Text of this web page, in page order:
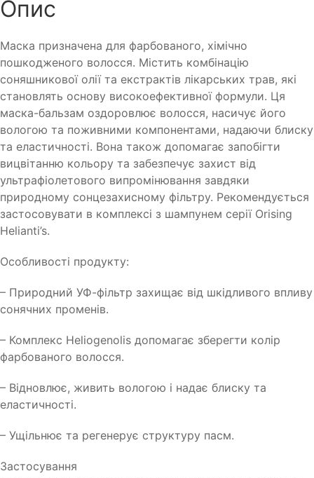
Опис
Маска призначена для фарбованого, хімічно
пошкодженого волосся. Містить комбінацію
соняшникової олії та екстрактів лікарських трав, які
становлять основу високоефективної формули. Ця
маска-бальзам оздоровлює волосся, насичує його
вологою та поживними компонентами, надаючи блиску
та еластичності. Вона також допомагає запобігти
вицвітанню кольору та забезпечує захист від
ультрафіолетового випромінювання завдяки
природному сонцезахисному фільтру. Рекомендується
застосовувати в комплексі з шампунем серії Orising
Helianti’s.
Особливості продукту:
– Природний УФ-фільтр захищає від шкідливого впливу
сонячних променів.
– Комплекс Heliogenolis допомагає зберегти колір
фарбованого волосся.
– Відновлює, живить вологою і надає блиску та
еластичності.
– Ущільнює та регенерує структуру пасм.
Застосування